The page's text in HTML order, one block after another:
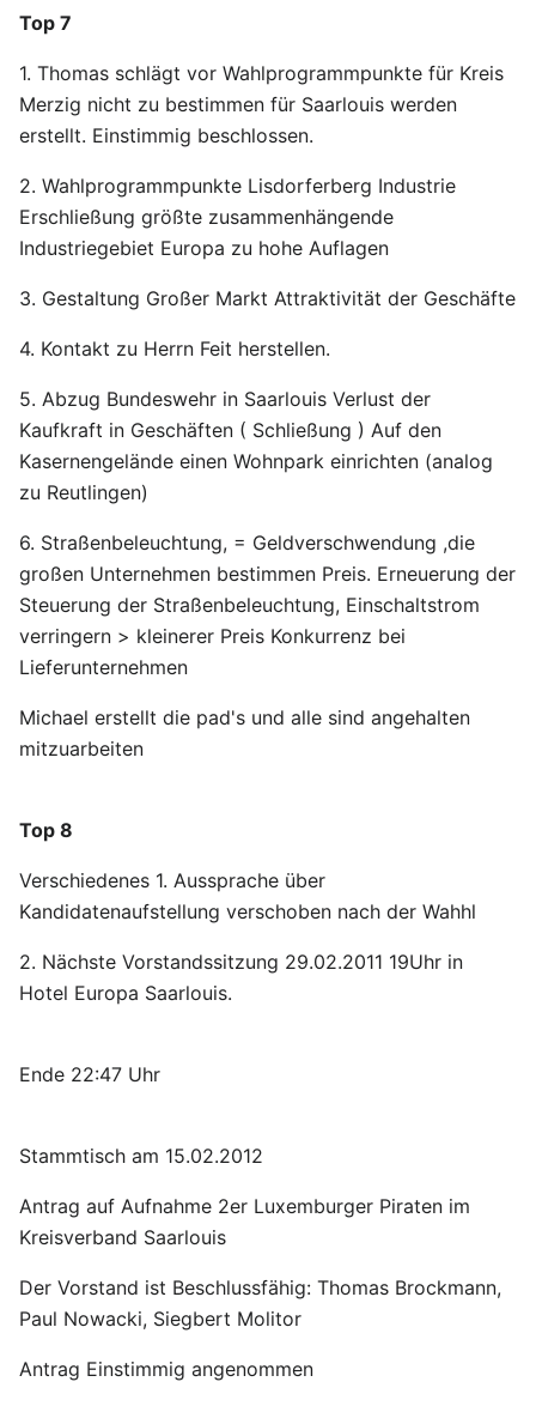
Top 7
1. Thomas schlägt vor Wahlprogrammpunkte für Kreis
Merzig nicht zu bestimmen für Saarlouis werden
erstellt. Einstimmig beschlossen.
2. Wahlprogrammpunkte Lisdorferberg Industrie
Erschließung größte zusammenhängende
Industriegebiet Europa zu hohe Auflagen
3. Gestaltung Großer Markt Attraktivität der Geschäfte
4. Kontakt zu Herrn Feit herstellen.
5. Abzug Bundeswehr in Saarlouis Verlust der
Kaufkraft in Geschäften ( Schließung ) Auf den
Kasernengelände einen Wohnpark einrichten (analog
zu Reutlingen)
6. Straßenbeleuchtung, = Geldverschwendung ,die
großen Unternehmen bestimmen Preis. Erneuerung der
Steuerung der Straßenbeleuchtung, Einschaltstrom
verringern > kleinerer Preis Konkurrenz bei
Lieferunternehmen
Michael erstellt die pad's und alle sind angehalten
mitzuarbeiten
Top 8
Verschiedenes 1. Aussprache über
Kandidatenaufstellung verschoben nach der Wahhl
2. Nächste Vorstandssitzung 29.02.2011 19Uhr in
Hotel Europa Saarlouis.
Ende 22:47 Uhr
Stammtisch am 15.02.2012
Antrag auf Aufnahme 2er Luxemburger Piraten im
Kreisverband Saarlouis
Der Vorstand ist Beschlussfähig: Thomas Brockmann,
Paul Nowacki, Siegbert Molitor
Antrag Einstimmig angenommen